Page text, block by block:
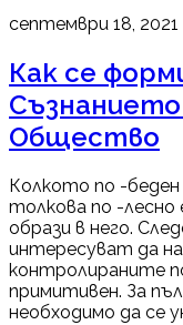
септември 18, 2021
Как се
Общество
Колкото по -
толкова по -лесно
образи в него.
интересуват да
контролираните
примитивен. За
необходимо да се